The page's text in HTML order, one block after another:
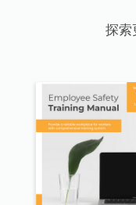
探索